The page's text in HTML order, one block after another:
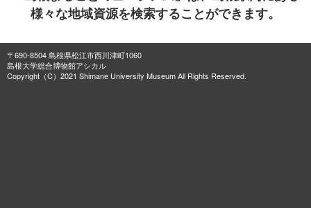
様々な地域資源を検索することができます。
〒690-8504 島根県松江市西川津町1060
島根大学総合博物館アシカル
Copyright（C）2021 Shimane University Museum All Rights Reserved.